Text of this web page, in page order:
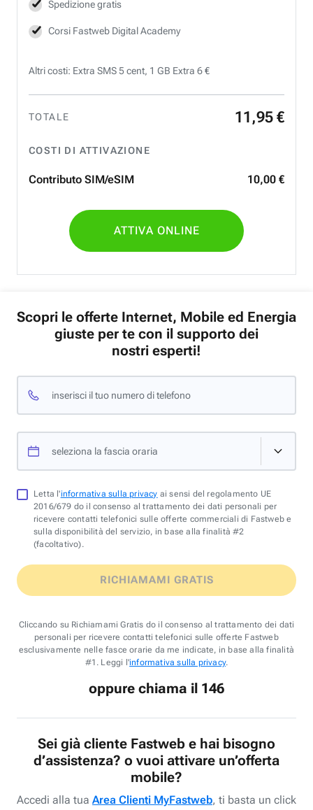
Spedizione gratis
Corsi Fastweb Digital Academy
Altri costi: Extra SMS 5 cent, 1 GB Extra 6 €
TOTALE 11 ,95 €
COSTI DI ATTIVAZIONE
Contributo SIM/eSIM 10,00 €
ATTIVA ONLINE
Scopri le offerte Internet, Mobile ed Energia
giuste per te con il supporto dei
nostri esperti!
inserisci il tuo numero di telefono
seleziona la fascia oraria
Letta l'informativa sulla privacy ai sensi del regolamento UE
2016/679 do il consenso al trattamento dei dati personali per
ricevere contatti telefonici sulle offerte commerciali di Fastweb e
sulla disponibilità del servizio, in base alla finalità #2
(facoltativo).
RICHIAMAMI GRATIS
Cliccando su Richiamami Gratis do il consenso al trattamento dei dati
personali per ricevere contatti telefonici sulle offerte Fastweb
esclusivamente nelle fasce orarie da me indicate, in base alla finalità
#1. Leggi l'informativa sulla privacy.
oppure chiama il 146
Sei già cliente Fastweb e hai bisogno
d’assistenza? o vuoi attivare un’offerta
mobile?
Accedi alla tua Area Clienti MyFastweb, ti basta un click